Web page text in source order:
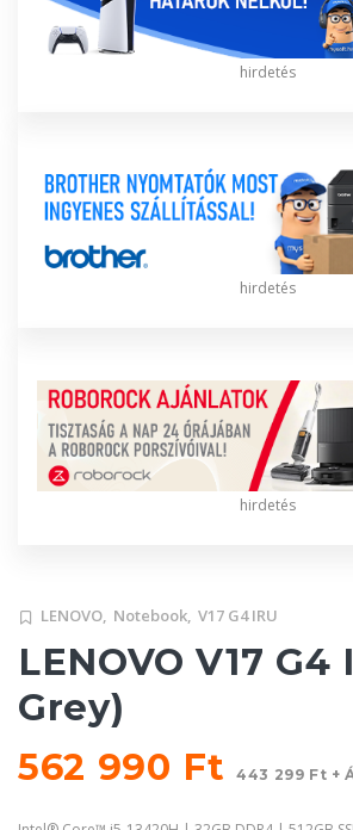
hirdetés
hirdetés
hirdetés
LENOVO, Notebook, V17 G4 IRU
LENOVO V17 G4
Grey)
562 990 Ft443 299 Ft +